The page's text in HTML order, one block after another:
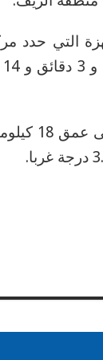
التي حدد
وأضاف المصدر